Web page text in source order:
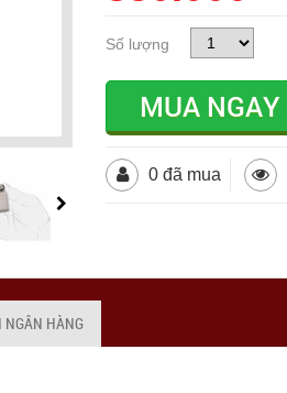
Số lượng
MUA NGAY
0 đã mua
NGÂN HÀNG